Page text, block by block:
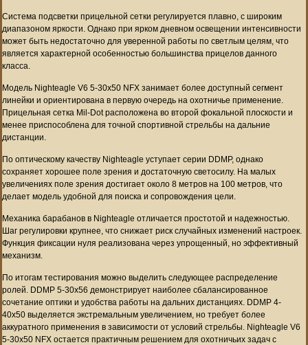
Система подсветки прицельной сетки регулируется плавно, с широким
диапазоном яркости. Однако при ярком дневном освещении интенсивности
может быть недостаточно для уверенной работы по светлым целям, что
является характерной особенностью большинства прицелов данного
класса.
Модель Nighteagle V6 5-30x50 NFX занимает более доступный сегмент
линейки и ориентирована в первую очередь на охотничье применение.
Прицельная сетка Mil-Dot расположена во второй фокальной плоскости и
менее приспособлена для точной спортивной стрельбы на дальние
дистанции.
По оптическому качеству Nighteagle уступает серии DDMP, однако
сохраняет хорошее поле зрения и достаточную светосилу. На малых
увеличениях поле зрения достигает около 8 метров на 100 метров, что
делает модель удобной для поиска и сопровождения цели.
Механика барабанов в Nighteagle отличается простотой и надежностью.
Шаг регулировки крупнее, что снижает риск случайных изменений настроек.
Функция фиксации нуля реализована через упрощенный, но эффективный
механизм.
По итогам тестирования можно выделить следующее распределение
ролей. DDMP 5-30x56 демонстрирует наиболее сбалансированное
сочетание оптики и удобства работы на дальних дистанциях. DDMP 4-
40x50 выделяется экстремальным увеличением, но требует более
аккуратного применения в зависимости от условий стрельбы. Nighteagle V6
5-30x50 NFX остается практичным решением для охотничьих задач с